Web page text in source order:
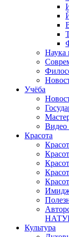
Наука
Учёба
Видео
Красота
Культура